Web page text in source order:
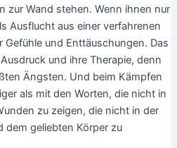
zur Wand stehen. Wenn ihnen nur
Ausflucht aus einer verfahrenen
Gefühle und Enttäuschungen. Das
und ihre Therapie, denn
Ängsten. Und beim Kämpfen
als mit den Worten, die nicht in
zu zeigen, die nicht in der
dem geliebten Körper zu